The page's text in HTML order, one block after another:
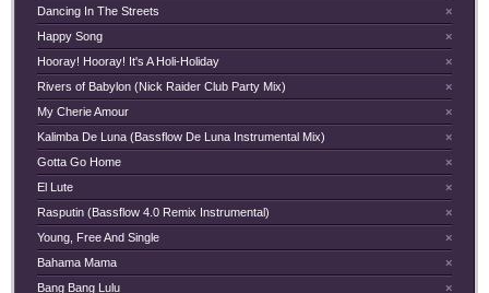
×
Dancing In The Streets
×
Happy Song
×
Hooray! Hooray! It's A Holi-Holiday
×
Rivers of Babylon (Nick Raider Club Party Mix)
×
My Cherie Amour
×
Kalimba De Luna (Bassflow De Luna Instrumental Mix)
×
Gotta Go Home
×
El Lute
×
Rasputin (Bassflow 4.0 Remix Instrumental)
×
Young, Free And Single
×
Bahama Mama
×
Bang Bang Lulu